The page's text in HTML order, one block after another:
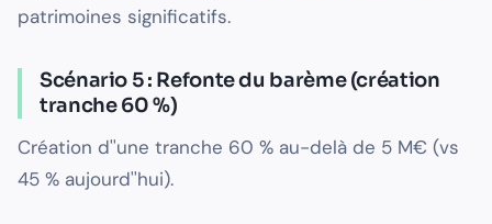
patrimoines significatifs.
Scénario 5 : Refonte du barème (création
tranche 60 %)
Création d''une tranche 60 % au-delà de 5 M€ (vs
45 % aujourd''hui).